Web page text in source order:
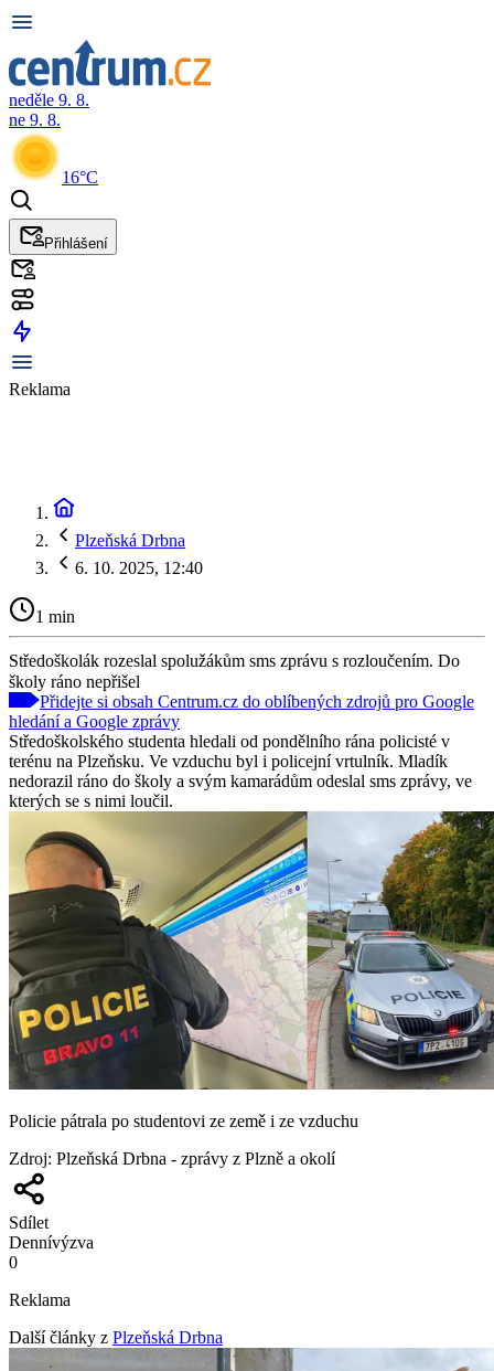
neděle 9. 8.
ne 9. 8.
16°C
Přihlášení
Reklama
Plzeňská Drbna
6. 10. 2025, 12:40
1 min
Středoškolák rozeslal spolužákům sms zprávu s rozloučením. Do
školy ráno nepřišel
Přidejte si obsah Centrum.cz do oblíbených zdrojů pro Google
hledání a Google zprávy
Středoškolského studenta hledali od pondělního rána policisté v
terénu na Plzeňsku. Ve vzduchu byl i policejní vrtulník. Mladík
nedorazil ráno do školy a svým kamarádům odeslal sms zprávy, ve
kterých se s nimi loučil.
Policie pátrala po studentovi ze země i ze vzduchu
Zdroj: Plzeňská Drbna - zprávy z Plzně a okolí
Sdílet
Dennívýzva
0
Reklama
Další články z Plzeňská Drbna